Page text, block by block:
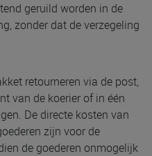
geruild worden in de
zonder dat de verzegeling
retourneren via de post,
van de koerier of in één
De directe kosten van
zijn voor de
de goederen onmogelijk